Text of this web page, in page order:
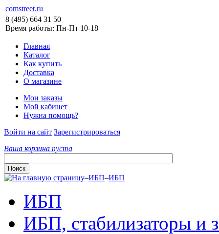
comstreet.ru
8 (495) 664 31 50
Время работы: Пн-Пт 10-18
Главная
Каталог
Как купить
Доставка
О магазине
Мои заказы
Мой кабинет
Нужна помощь?
Войти на сайт Зарегистрироваться
Ваша корзина пуста
–ИБП–ИБП
ИБП
ИБП, стабилизаторы и